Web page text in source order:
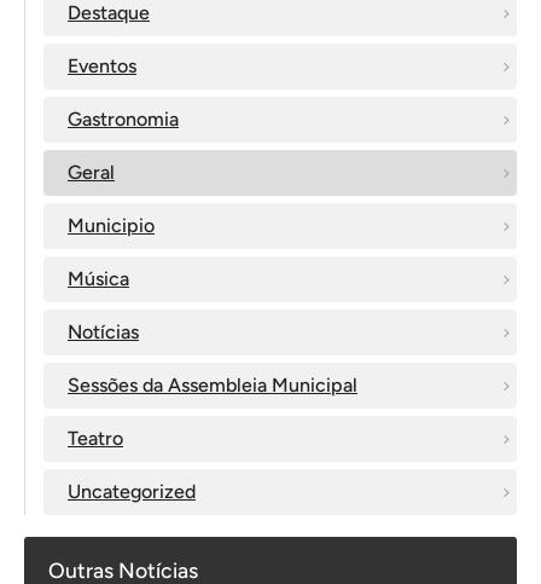
Destaque
Eventos
Gastronomia
Geral
Municipio
Música
Notícias
Sessões da Assembleia Municipal
Teatro
Uncategorized
Outras Notícias